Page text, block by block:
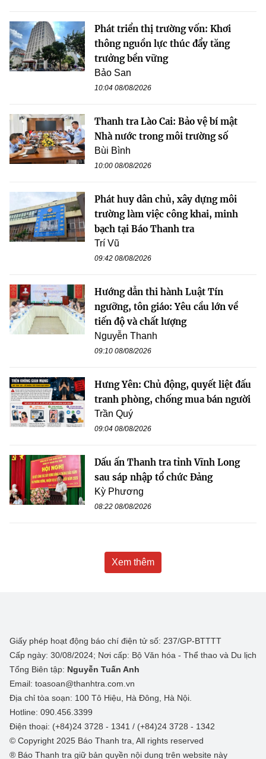
Phát triển thị trường vốn: Khơi
thông nguồn lực thúc đẩy tăng
trưởng bền vững
Bảo San
10:04 08/08/2026
Thanh tra Lào Cai: Bảo vệ bí mật
Nhà nước trong môi trường số
Bùi Bình
10:00 08/08/2026
Phát huy dân chủ, xây dựng môi
trường làm việc công khai, minh
bạch tại Báo Thanh tra
Trí Vũ
09:42 08/08/2026
Hướng dẫn thi hành Luật Tín
ngưỡng, tôn giáo: Yêu cầu lớn về
tiến độ và chất lượng
Nguyễn Thanh
09:10 08/08/2026
Hưng Yên: Chủ động, quyết liệt đấu
tranh phòng, chống mua bán người
Trần Quý
09:04 08/08/2026
Dấu ấn Thanh tra tỉnh Vĩnh Long
sau sáp nhập tổ chức Đảng
Kỳ Phương
08:22 08/08/2026
Xem thêm
Giấy phép hoạt động báo chí điện tử số: 237/GP-BTTTT
Cấp ngày: 30/08/2024; Nơi cấp: Bộ Văn hóa - Thể thao và Du lịch
Tổng Biên tập: Nguyễn Tuấn Anh
Email: toasoan@thanhtra.com.vn
Địa chỉ tòa soạn: 100 Tô Hiệu, Hà Đông, Hà Nội.
Hotline: 090.456.3399
Điện thoại: (+84)24 3728 - 1341 / (+84)24 3728 - 1342
© Copyright 2025 Báo Thanh tra, All rights reserved
® Báo Thanh tra giữ bản quyền nội dung trên website này